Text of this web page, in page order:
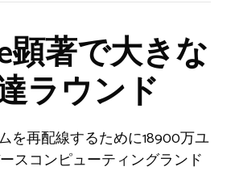
顕著で大きな
ラウンド
を再配線するために18900万ユ
スコンピューティングランド